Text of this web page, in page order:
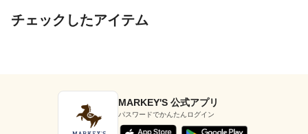
チェックしたアイテム
MARKEY'S 公式アプリ
パスワードでかんたんログイン